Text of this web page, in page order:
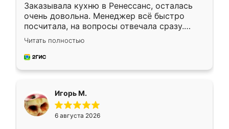
Заказывала кухню в Ренессанс, осталась
очень довольна. Менеджер всё быстро
посчитала, на вопросы отвечала сразу.
Замерщик приехал в субботу, подошёл к
делу со всей ответственностью. Собрали
за день, ребята работали аккуратно, даже
Читать полностью
Игорь М.
6 августа 2026